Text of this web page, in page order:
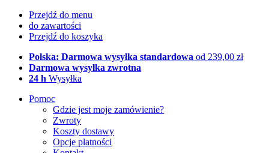
Przejdź do menu
do zawartości
Przejdź do koszyka
Polska: Darmowa wysyłka standardowa od 239,00 zł
Darmowa wysyłka zwrotna
24 h Wysyłka
Pomoc
Gdzie jest moje zamówienie?
Zwroty
Koszty dostawy
Opcje płatności